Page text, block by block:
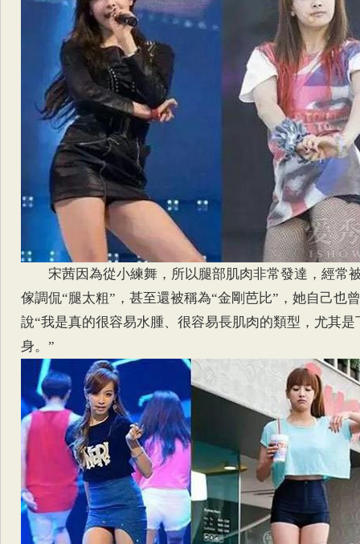
宋茜因為從小練舞，所以腿部肌肉非常發達，經常
傢調侃“腿太粗”，甚至還被稱為“金剛芭比”，她自己也曾
說“我是真的很容易水腫、很容易長肌肉的類型，尤其是
身。”